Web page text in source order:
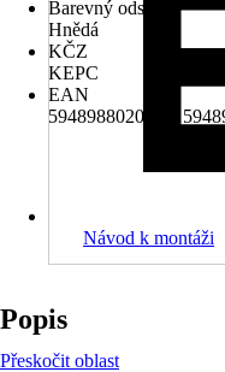
Barevný odstín
Hnědá
KČZ
KEPC
EAN
5948988020359,
Návod k montáži
Popis
Přeskočit oblast